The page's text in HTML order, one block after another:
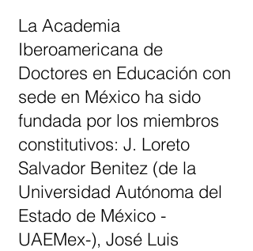
La Academia
Iberoamericana de
Doctores en Educación con
sede en México ha sido
fundada por los miembros
constitutivos: J. Loreto
Salvador Benitez (de la
Universidad Autónoma del
Estado de México -
UAEMex-), José Luis